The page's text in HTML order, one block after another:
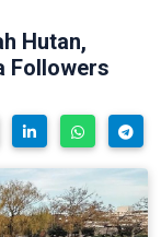
Hutan,
Followers